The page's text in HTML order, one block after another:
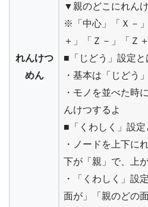
れんけつ
めん
▼親のどこにれん
※「中心」「Ｘ－
＋」「Ｚ－」「Ｚ
■「じどう」設定と
・基本は「じどう
・モノを並べた時
んけつするよ
■「くわしく」設定
・ノードを上下に
下が「親」で、上
・「くわしく」設
面が」「親のどの